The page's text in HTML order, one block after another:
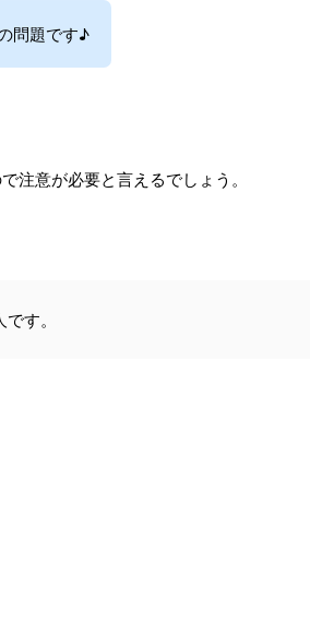
問題です♪
注意が必要と言えるでしょう。
す。